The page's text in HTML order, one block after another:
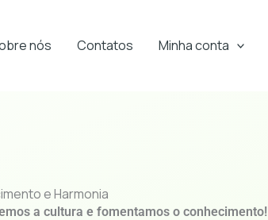
nós Contatos Minha conta
e Harmonia
a cultura e fomentamos o conhecimento!